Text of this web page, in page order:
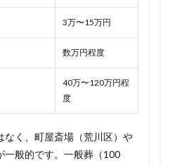
3万〜15万円
数万円程度
40万〜120万円程
度
なく、町屋斎場（荒川区）や
一般的です。一般葬（100